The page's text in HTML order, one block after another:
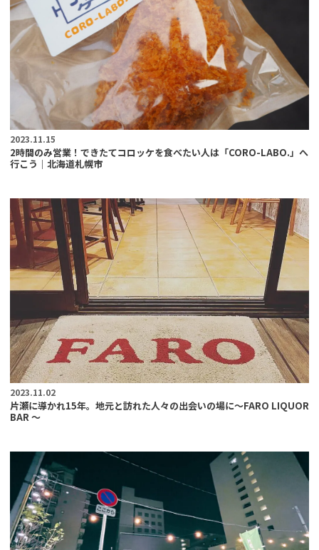
2023.11.15
2時間のみ営業！できたてコロッケを食べたい人は「CORO-LABO.」へ
行こう｜北海道札幌市
2023.11.02
片瀬に導かれ15年。地元と訪れた人々の出会いの場に〜FARO LIQUOR
BAR 〜